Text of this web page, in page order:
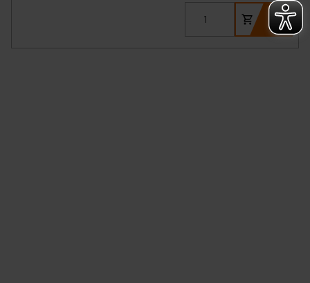
Überwachungsprogrammen verarbeiten, ohne dass
hiergegen Klagemöglichkeiten für Europäer bestehen.